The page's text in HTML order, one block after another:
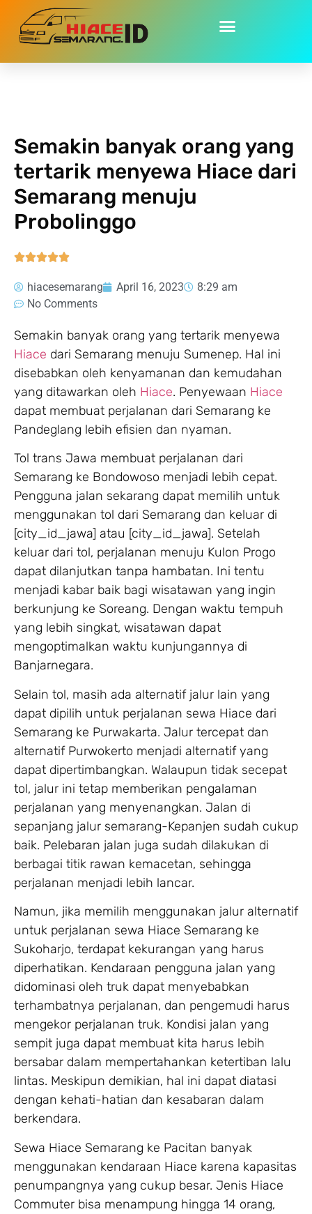
Home»Semakin banyak orang yang tertarik menyewa Hiace
Semakin banyak orang yang
tertarik menyewa Hiace dari
Semarang menuju
Probolinggo

hiacesemarang April 16, 2023
8:29 am
No Comments
Semakin banyak orang yang tertarik menyewa
Hiace dari Semarang menuju Sumenep. Hal ini
disebabkan oleh kenyamanan dan kemudahan
yang ditawarkan oleh Hiace. Penyewaan Hiace
dapat membuat perjalanan dari Semarang ke
Pandeglang lebih efisien dan nyaman.
Tol trans Jawa membuat perjalanan dari
Semarang ke Bondowoso menjadi lebih cepat.
Pengguna jalan sekarang dapat memilih untuk
menggunakan tol dari Semarang dan keluar di
[city_id_jawa] atau [city_id_jawa]. Setelah
keluar dari tol, perjalanan menuju Kulon Progo
dapat dilanjutkan tanpa hambatan. Ini tentu
menjadi kabar baik bagi wisatawan yang ingin
berkunjung ke Soreang. Dengan waktu tempuh
yang lebih singkat, wisatawan dapat
mengoptimalkan waktu kunjungannya di
Banjarnegara.
Selain tol, masih ada alternatif jalur lain yang
dapat dipilih untuk perjalanan sewa Hiace dari
Semarang ke Purwakarta. Jalur tercepat dan
alternatif Purwokerto menjadi alternatif yang
dapat dipertimbangkan. Walaupun tidak secepat
tol, jalur ini tetap memberikan pengalaman
perjalanan yang menyenangkan. Jalan di
sepanjang jalur semarang-Kepanjen sudah cukup
baik. Pelebaran jalan juga sudah dilakukan di
berbagai titik rawan kemacetan, sehingga
perjalanan menjadi lebih lancar.
Namun, jika memilih menggunakan jalur alternatif
untuk perjalanan sewa Hiace Semarang ke
Sukoharjo, terdapat kekurangan yang harus
diperhatikan. Kendaraan pengguna jalan yang
didominasi oleh truk dapat menyebabkan
terhambatnya perjalanan, dan pengemudi harus
mengekor perjalanan truk. Kondisi jalan yang
sempit juga dapat membuat kita harus lebih
bersabar dalam mempertahankan ketertiban lalu
lintas. Meskipun demikian, hal ini dapat diatasi
dengan kehati-hatian dan kesabaran dalam
berkendara.
Sewa Hiace Semarang ke Pacitan banyak
menggunakan kendaraan Hiace karena kapasitas
penumpangnya yang cukup besar. Jenis Hiace
Commuter bisa menampung hingga 14 orang,